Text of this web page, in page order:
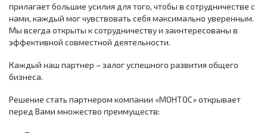
прилагает большие усилия для того, чтобы в сотрудничестве с
нами, каждый мог чувствовать себя максимально уверенным.
Мы всегда открыты к сотрудничеству и заинтересованы в
эффективной совместной деятельности.
Каждый наш партнер – залог успешного развития общего
бизнеса.
Решение стать партнером компании «МОНТОС» открывает
перед Вами множество преимуществ: